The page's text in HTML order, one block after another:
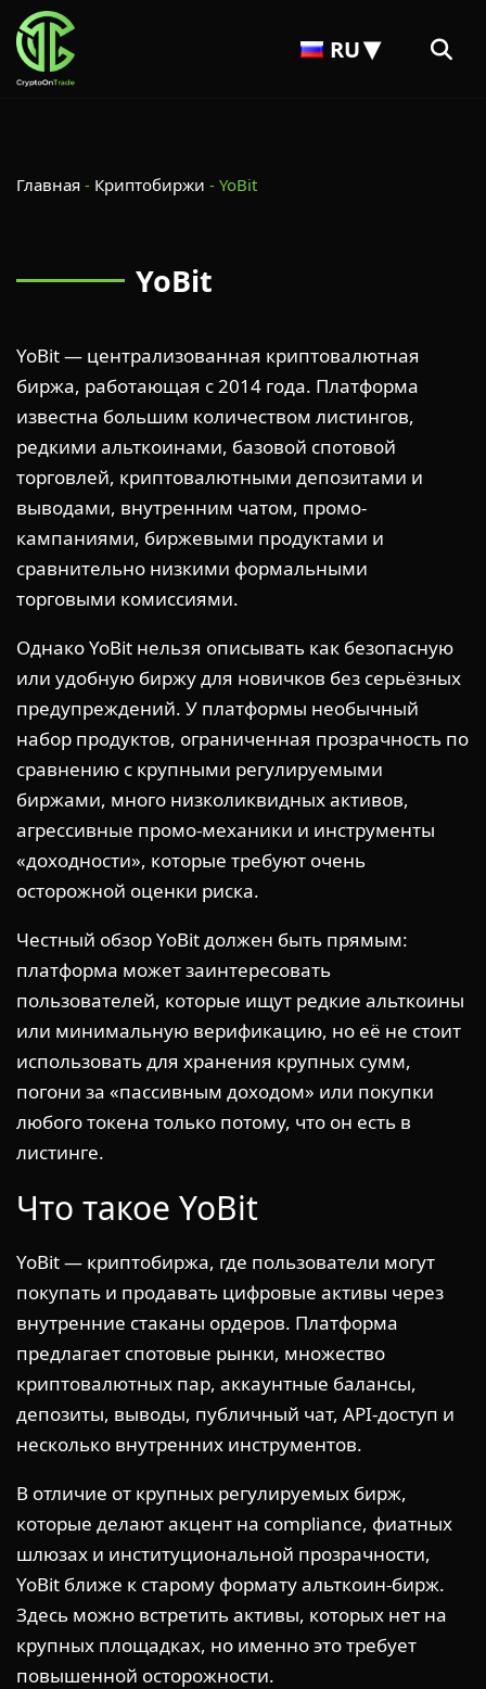
RU
Главная - Криптобиржи - YoBit
YoBit
YoBit — централизованная криптовалютная
биржа, работающая с 2014 года. Платформа
известна большим количеством листингов,
редкими альткоинами, базовой спотовой
торговлей, криптовалютными депозитами и
выводами, внутренним чатом, промо-
кампаниями, биржевыми продуктами и
сравнительно низкими формальными
торговыми комиссиями.
Однако YoBit нельзя описывать как безопасную
или удобную биржу для новичков без серьёзных
предупреждений. У платформы необычный
набор продуктов, ограниченная прозрачность по
сравнению с крупными регулируемыми
биржами, много низколиквидных активов,
агрессивные промо-механики и инструменты
«доходности», которые требуют очень
осторожной оценки риска.
Честный обзор YoBit должен быть прямым:
платформа может заинтересовать
пользователей, которые ищут редкие альткоины
или минимальную верификацию, но её не стоит
использовать для хранения крупных сумм,
погони за «пассивным доходом» или покупки
любого токена только потому, что он есть в
листинге.
Что такое YoBit
YoBit — криптобиржа, где пользователи могут
покупать и продавать цифровые активы через
внутренние стаканы ордеров. Платформа
предлагает спотовые рынки, множество
криптовалютных пар, аккаунтные балансы,
депозиты, выводы, публичный чат, API-доступ и
несколько внутренних инструментов.
В отличие от крупных регулируемых бирж,
которые делают акцент на compliance, фиатных
шлюзах и институциональной прозрачности,
YoBit ближе к старому формату альткоин-бирж.
Здесь можно встретить активы, которых нет на
крупных площадках, но именно это требует
повышенной осторожности.